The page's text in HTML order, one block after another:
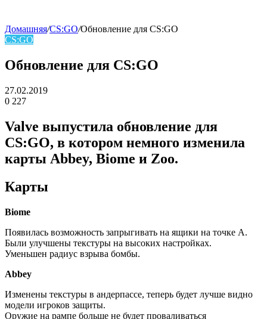
skin
Домашняя/CS:GO/Обновление для CS:GO
CS:GO
Обновление для CS:GO
27.02.2019
0 227
Valve выпустила обновление для
CS:GO, в котором немного изменила
карты Abbey, Biome и Zoo.
Карты
Biome
Появилась возможность запрыгивать на ящики на точке А.
Были улучшены текстуры на высоких настройках.
Уменьшен радиус взрыва бомбы.
Abbey
Изменены текстуры в андерпассе, теперь будет лучше видно
модели игроков защиты.
Оружие на рампе больше не будет проваливаться